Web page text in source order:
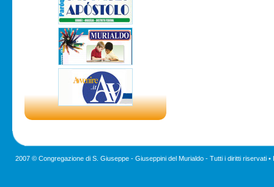
2007 © Congregazione di S. Giuseppe - Giuseppini del Murialdo - Tutti i diritti riservati •